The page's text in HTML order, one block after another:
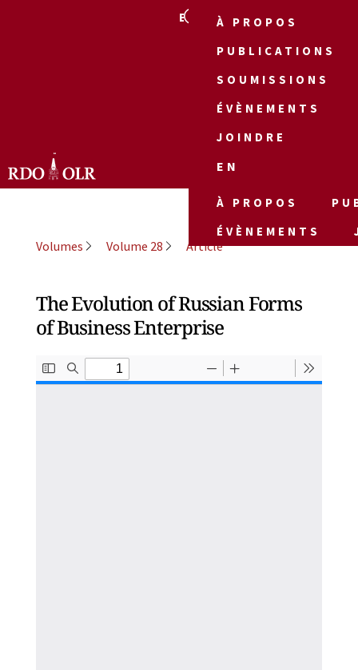
EN
À PROPOS
PUBLICATIONS
SOUMISSIONS
ÉVÈNEMENTS
JOINDRE
EN
À PROPOS
ÉVÈNEMENTS
Volumes Volume 28 Article
The Evolution of Russian Forms
of Business Enterprise